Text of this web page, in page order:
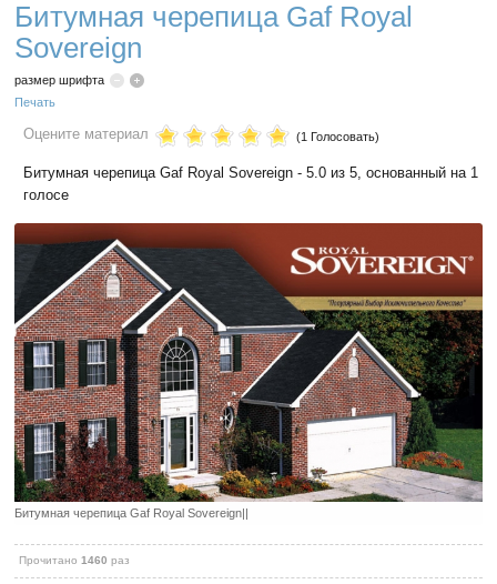
Битумная черепица Gaf Royal
Sovereign
размер шрифта
Печать
Оцените материал (1 Голосовать)
Битумная черепица Gaf Royal Sovereign - 5.0 из 5, основанный на 1
голосе
Битумная черепица Gaf Royal Sovereign||
Прочитано 1460 раз